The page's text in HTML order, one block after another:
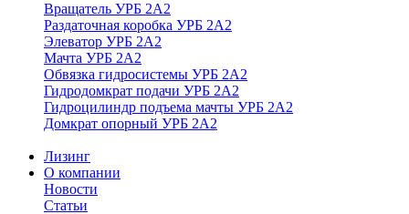
Вращатель УРБ 2А2
Раздаточная коробка УРБ 2А2
Элеватор УРБ 2А2
Мачта УРБ 2А2
Обвязка гидросистемы УРБ 2А2
Гидродомкрат подачи УРБ 2А2
Гидроцилиндр подъема мачты УРБ 2А2
Домкрат опорный УРБ 2А2
Лизинг
О компании
Новости
Статьи